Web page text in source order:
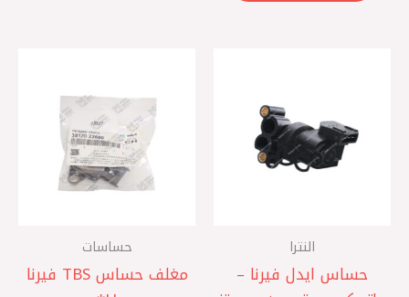
النترا
حساس ايدل فيرنا –
حساسات
مغلف حساس TBS فيرنا